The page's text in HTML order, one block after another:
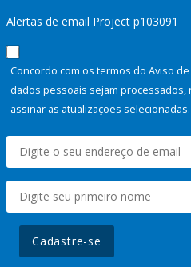
Alertas de email Project p103091
Concordo com os termos do Aviso
dados pessoais sejam processados,
assinar as atualizações selecionadas.
Cadastre-se